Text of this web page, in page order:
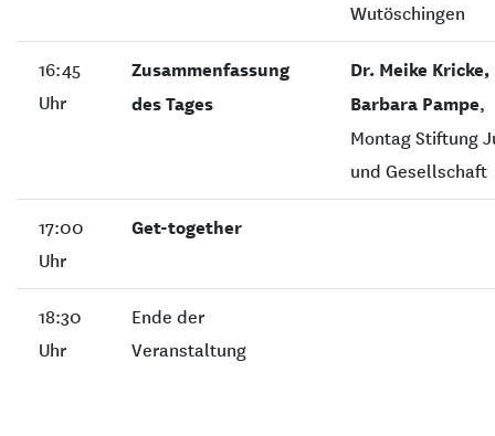
Wutöschingen
16:45
Uhr
Zusammenfassung
des Tages
Dr. Meike Kricke,
Barbara Pampe,
Montag Stiftung
und Gesellschaft
17:00
Uhr
Get-together
18:30
Uhr
Ende der
Veranstaltung